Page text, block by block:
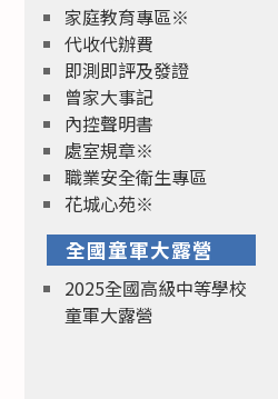
家庭教育專區※
代收代辦費
即測即評及發證
曾家大事記
內控聲明書
處室規章※
職業安全衛生專區
花城心苑※
全國童軍大露營
2025全國高級中等學校
童軍大露營